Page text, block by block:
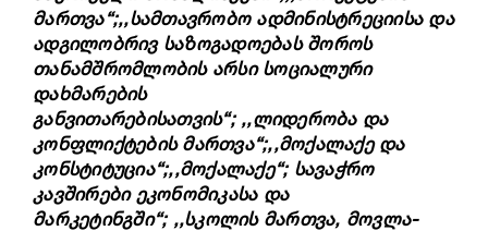
მართვა“;,,სამთავრობო ადმინისტრეციისა და
ადგილობრივ საზოგადოებას შოროს
თანამშრომლობის არსი სოციალური
დახმარების
განვითარებისათვის“;,,ლიდერობა და
კონფლიქტების მართვა“;,,მოქალაქე და
კონსტიტუცია“;,,მოქალაქე“; სავაჭრო
კავშირები ეკონომიკასა და
მარკეტინგში“; ,,სკოლის მართვა, მოვლა-